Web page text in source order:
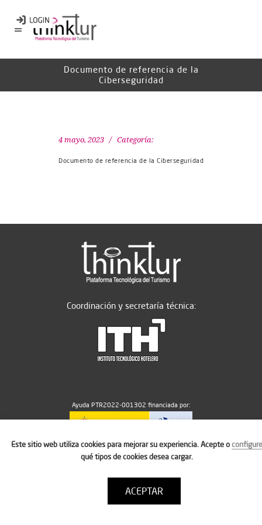
Documento de referencia de la
Ciberseguridad
4 mayo, 2023 Categoría:
Documento de referencia de la Ciberseguridad
Coordinación y secretaría técnica:
Ayuda PTR2022-001302 financiada por:
MICIU/AEI/10.13039/501100011033
Política de cookies
Condiciones de uso
Este sitio web utiliza cookies para mejorar su experiencia. Acepte oconfigure
qué tipos de cookies desea cargar.
ACEPTAR